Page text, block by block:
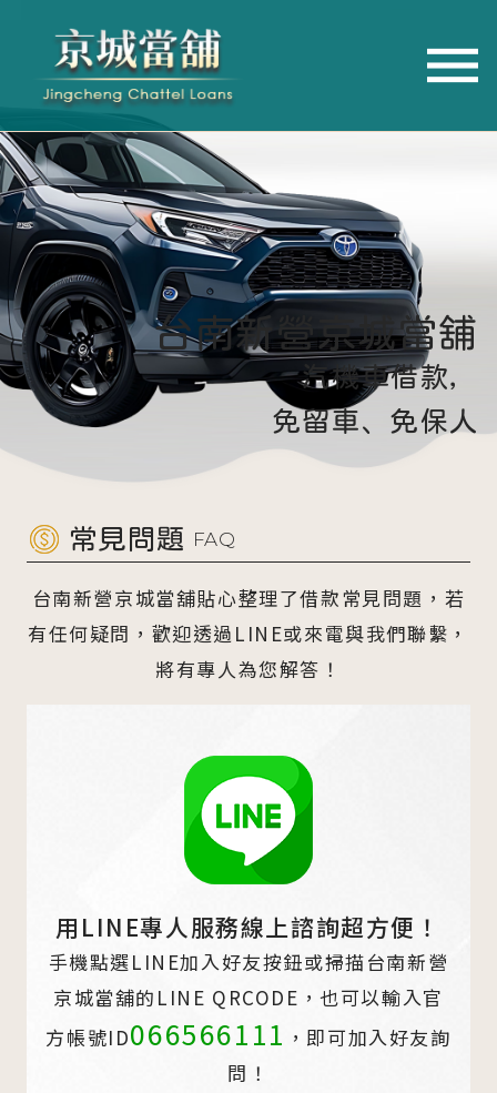
台南新營京城當舖
汽機車借款，
免留車、免保人
常見問題 FAQ
台南新營京城當舖貼心整理了借款常見問題，若
有任何疑問，歡迎透過LINE或來電與我們聯繫，
將有專人為您解答！
用LINE專人服務線上諮詢超方便！
手機點選LINE加入好友按鈕或掃描台南新營
京城當舖的LINE QRCODE，也可以輸入官
方帳號ID066566111 ，即可加入好友詢
問！